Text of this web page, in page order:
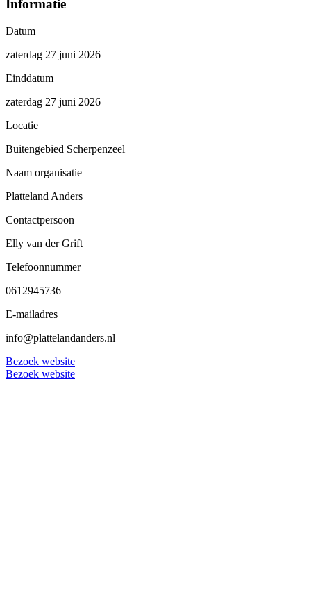
Informatie
Datum
zaterdag 27 juni 2026
Einddatum
zaterdag 27 juni 2026
Locatie
Buitengebied Scherpenzeel
Naam organisatie
Platteland Anders
Contactpersoon
Elly van der Grift
Telefoonnummer
0612945736
E-mailadres
info@plattelandanders.nl
Bezoek website
Bezoek website